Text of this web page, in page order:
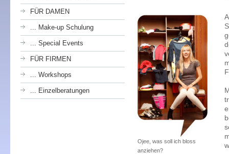
FÜR DAMEN
... Make-up Schulung
... Special Events
FÜR FIRMEN
... Workshops
... Einzelberatungen
Ojee, was soll ich bloss
anziehen?